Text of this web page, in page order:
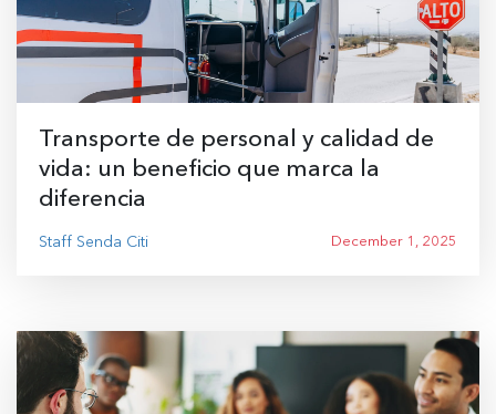
Transporte de personal y calidad de
vida: un beneficio que marca la
diferencia
Staff Senda Citi December 1, 2025